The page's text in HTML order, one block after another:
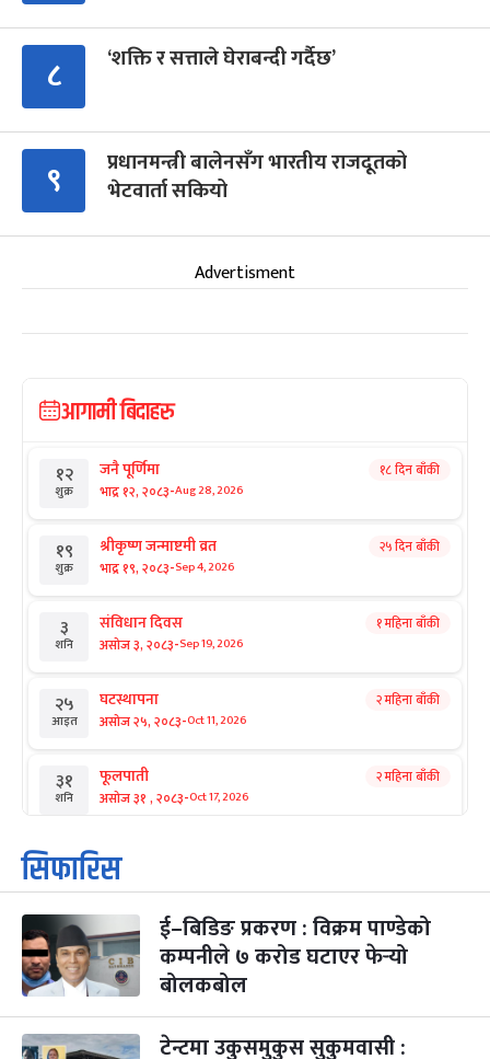
८ ‘शक्ति र सत्ताले घेराबन्दी गर्दैछ’
९
प्रधानमन्त्री बालेनसँग भारतीय राजदूतको
भेटवार्ता सकियो
Advertisment
आगामी बिदाहरु
१२
शुक्र
जनै पूर्णिमा
भाद्र १२, २०८३-Aug 28, 2026
१८ दिन बाँकी
१९
शुक्र
श्रीकृष्ण जन्माष्टमी व्रत
भाद्र १९, २०८३-Sep 4, 2026
२५ दिन बाँकी
३
शनि
संविधान दिवस
असोज ३, २०८३-Sep 19, 2026
१ महिना बाँकी
२५
आइत
घटस्थापना
असोज २५, २०८३-Oct 11, 2026
२ महिना बाँकी
३१
शनि
फूलपाती
असोज ३१ , २०८३-Oct 17, 2026
२ महिना बाँकी
१
आइत
कार्तिक सङ्क्रान्ति
कार्तिक १, २०८३
३
मंगल
महानवमी
कार्तिक ३, २०८३-Oct 20, 2026
२ महिना बाँकी
४
सिफारिस
ई–बिडिङ प्रकरण : विक्रम पाण्डेको
कम्पनीले ७ करोड घटाएर फेर्‍यो
बोलकबोल
टेन्टमा उकुसमुकुस सुकुमवासी :